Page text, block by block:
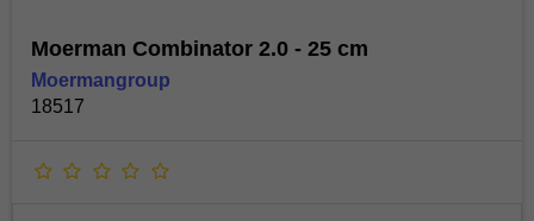
Moerman Combinator 2.0 - 25 cm
Moermangroup
18517